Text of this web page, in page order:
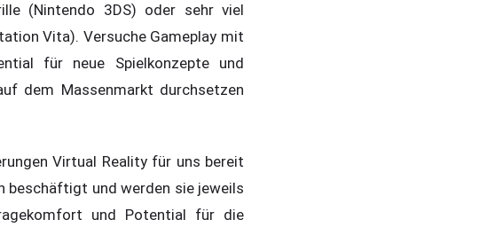
(Nintendo 3DS) oder sehr viel
Vita). Versuche Gameplay mit
für neue Spielkonzepte und
dem Massenmarkt durchsetzen
Virtual Reality für uns bereit
beschäftigt und werden sie jeweils
und Potential für die